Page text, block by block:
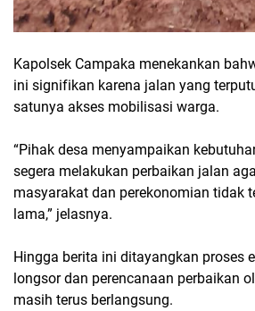
Kapolsek Campaka menekankan
ini signifikan karena jalan yang
satunya akses mobilisasi warga.
“Pihak desa menyampaikan
segera melakukan perbaikan jalan
masyarakat dan perekonomian tidak
lama,” jelasnya.
Hingga berita ini ditayangkan proses
longsor dan perencanaan perbaikan
masih terus berlangsung.